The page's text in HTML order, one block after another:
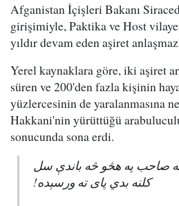
Afganistan İçişleri Bakanı
girişimiyle, Paktika ve Host
yıldır devam eden aşiret
Yerel kaynaklara göre, iki aşiret
süren ve 200'den fazla kişinin
yüzlercesinin de yaralanmasına
Hakkani'nin yürüttüğü
sonucunda sona erdi.
صاحب په هڅو څه باندې سل
کلنه بدي پای ته ورسېده!